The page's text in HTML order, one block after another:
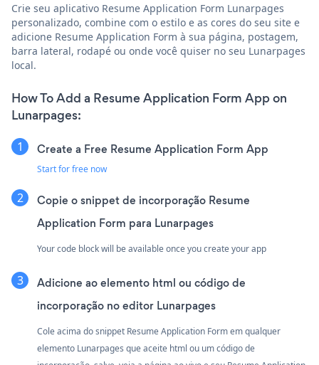
Crie seu aplicativo Resume Application Form Lunarpages
personalizado, combine com o estilo e as cores do seu site e
adicione Resume Application Form à sua página, postagem,
barra lateral, rodapé ou onde você quiser no seu Lunarpages
local.
How To Add a Resume Application Form App on
Lunarpages:
Create a Free Resume Application Form App
Start for free now
Copie o snippet de incorporação Resume
Application Form para Lunarpages
Your code block will be available once you create your app
Adicione ao elemento html ou código de
incorporação no editor Lunarpages
Cole acima do snippet Resume Application Form em qualquer
elemento Lunarpages que aceite html ou um código de